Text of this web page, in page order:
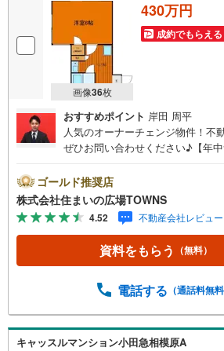
画像36枚
430万円
成約でもらえる
おすすめポイント 岸田 周平
人気のオーナーチェンジ物件！不
ぜひお問い合わせください♪【年
下さい。「室内・現地を見学する
とご見学がスムーズです。■その他
ります。○住宅ローンのご相談○ラ
ション■住まいの広場TOWNSから
ッフが親身になってお客様に合
きます！ /他社様掲載物件も併せ
でのお越しも大歓迎です！
ゴールド推奨店
株式会社住まいの広場TOWNS
4.52 不動産会社レビュ
資料をもらう （無料）
電話する （通話料無料
キャッスルマンション小田急相模原A